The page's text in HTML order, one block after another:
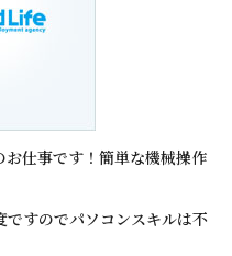
仕事です！簡単な機械操作
すのでパソコンスキルは不